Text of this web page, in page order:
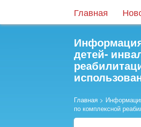
Главная
детей-
Главная >
по комплексной